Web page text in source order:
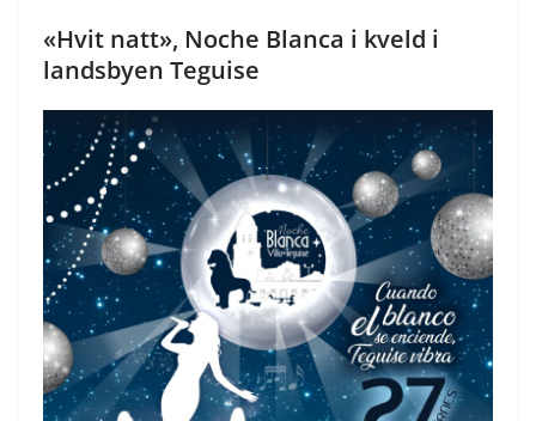
«Hvit natt», Noche Blanca i kveld i
landsbyen Teguise